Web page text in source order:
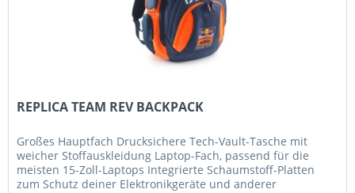
REPLICA TEAM REV BACKPACK
Großes Hauptfach Drucksichere Tech-Vault-Tasche mit
weicher Stoffauskleidung Laptop-Fach, passend für die
meisten 15-Zoll-Laptops Integrierte Schaumstoff-Platten
zum Schutz deiner Elektronikgeräte und anderer